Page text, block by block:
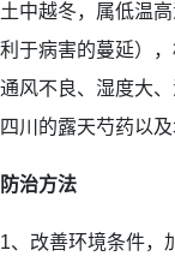
土中越冬，属低温
利于病害的蔓延）
通风不良、湿度大
四川的露天芍药以
防治方法
1、改善环境条件，